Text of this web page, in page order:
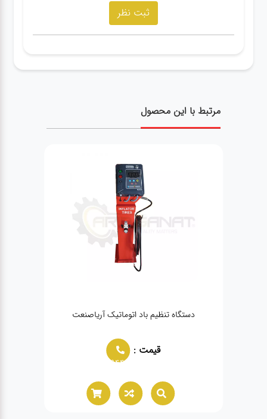
مرتبط با این محصول
دستگاه تنظیم باد اتوماتیک آریاصنعت
قیمت :
02166021944